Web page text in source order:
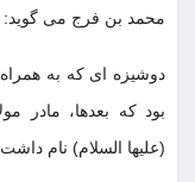
محمد بن فرج مى گويد:
دوشيزه اى كه به همراه
بود كه بعدها، مادر
(عليها السلام) نام داشت.